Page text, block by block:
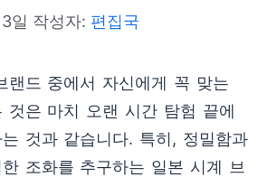
일 작성자: 편집국
랜드 중에서 자신에게 꼭 맞는
것은 마치 오랜 시간 탐험 끝에
것과 같습니다. 특히, 정밀함과
조화를 추구하는 일본 시계 브